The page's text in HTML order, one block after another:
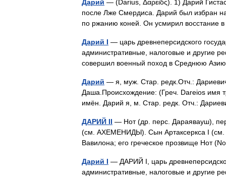
Дарий — (Darius, Δαρει̃ος). 1) Дарий
после Лже Смердиса. Дарий был избран
по ржанию коней. Он усмирил
Дарий I — царь древнеперсидского
административные, налоговые и другие
совершил военный поход в Среднюю
Дарий — я, муж. Стар. редк.Отч.:
Даша.Происхождение: (Греч. Dareios имя
имён. Дарий я, м. Стар. редк. Отч.:
ДАРИЙ II — Нот (др. перс. Дараявауш),
(см. АХЕМЕНИДЫ). Сын Артаксеркса I (см.
Вавилона; его греческое прозвище Нот
Дарий I — ДАРИЙ I, царь
административные, налоговые и другие